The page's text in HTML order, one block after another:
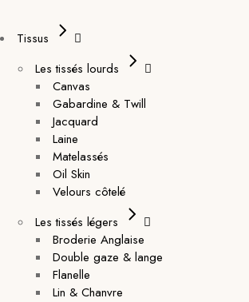
Tissus
Les tissés lourds
Canvas
Gabardine & Twill
Jacquard
Laine
Matelassés
Oil Skin
Velours côtelé
Les tissés légers
Broderie Anglaise
Double gaze & lange
Flanelle
Lin & Chanvre